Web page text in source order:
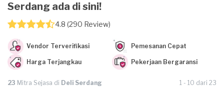
Serdang ada di sini!
4.8 (290 Review)
Vendor Terverifikasi Pemesanan Cepat
Harga Terjangkau Pekerjaan Bergaransi
23 Mitra Sejasa di Deli Serdang 1 - 10 dari 23